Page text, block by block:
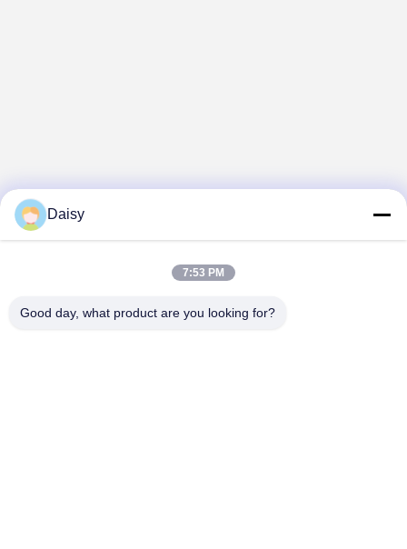
Daisy
7:53 PM
Good day, what product are you looking for?